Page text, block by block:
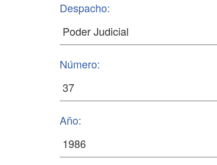
Despacho:
Número:
Año: